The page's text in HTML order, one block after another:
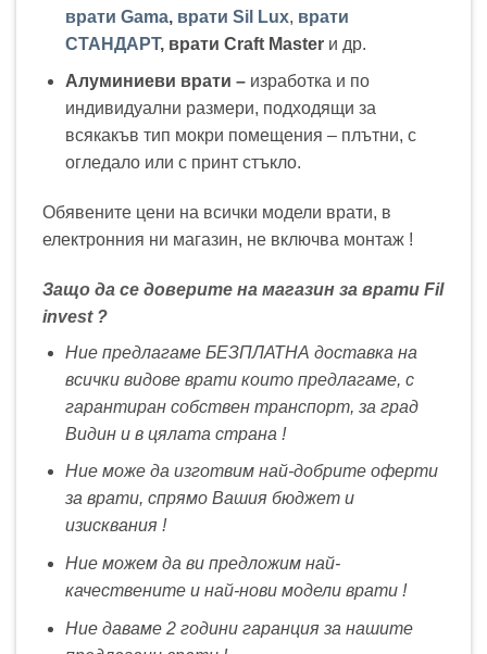
врати Gama, врати Sil Lux, врати
СТАНДАРТ, врати Craft Master и др.
Алуминиеви врати –изработка и по
индивидуални размери, подходящи за
всякакъв тип мокри помещения – плътни, с
огледало или с принт стъкло.
Обявените цени на всички модели врати, в
електронния ни магазин, не включва монтаж !
Защо да се доверите на магазин за врати Fil
invest ?
Ние предлагаме БЕЗПЛАТНА доставка на
всички видове врати които предлагаме, с
гарантиран собствен транспорт, за град
Видин и в цялата страна !
Ние може да изготвим най-добрите оферти
за врати, спрямо Вашия бюджет и
изисквания !
Ние можем да ви предложим най-
качествените и най-нови модели врати !
Ние даваме 2 години гаранция за нашите